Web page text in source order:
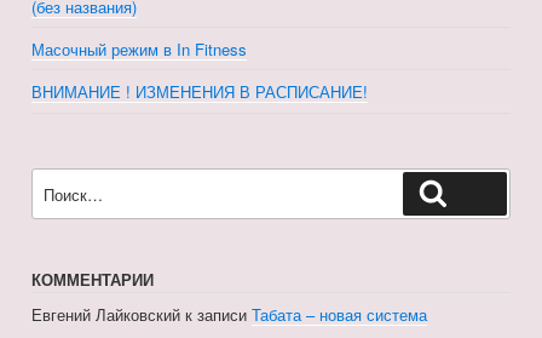
(без названия)
Масочный режим в In Fitness
ВНИМАНИЕ ! ИЗМЕНЕНИЯ В РАСПИСАНИЕ!
КОММЕНТАРИИ
Евгений Лайковский к записиТабата – новая система